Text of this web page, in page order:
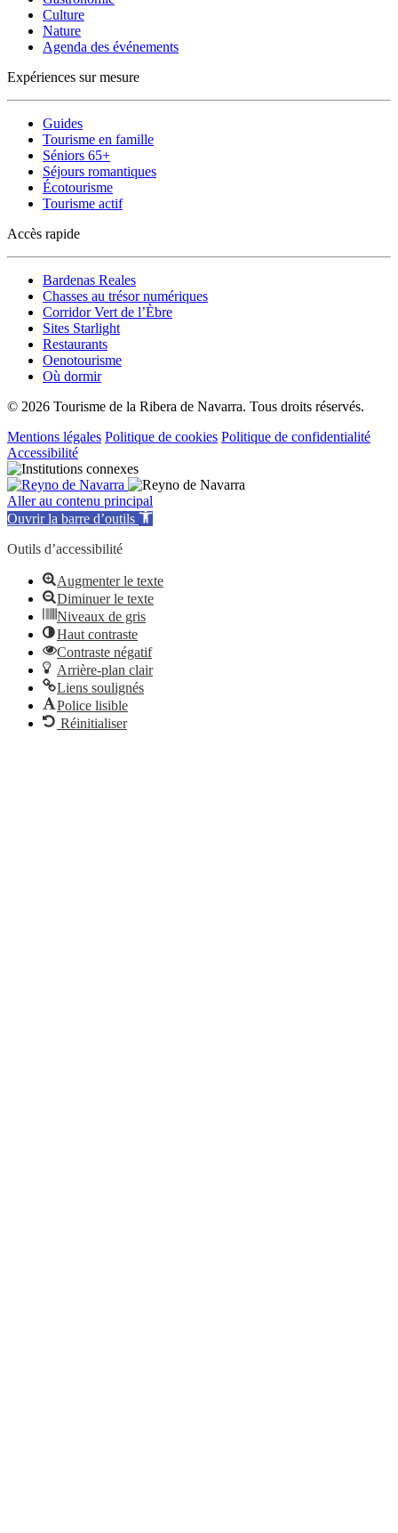
Culture
Nature
Agenda des événements
Expériences sur mesure
Guides
Tourisme en famille
Séniors 65+
Séjours romantiques
Écotourisme
Tourisme actif
Accès rapide
Bardenas Reales
Chasses au trésor numériques
Corridor Vert de l’Èbre
Sites Starlight
Restaurants
Oenotourisme
Où dormir
© 2026 Tourisme de la Ribera de Navarra. Tous droits réservés.
Mentions légales Politique de cookies Politique de confidentialité
Accessibilité
Aller au contenu principal
Ouvrir la barre d’outils
Outils d’accessibilité
Augmenter le texte
Diminuer le texte
Niveaux de gris
Haut contraste
Contraste négatif
Arrière-plan clair
Liens soulignés
Police lisible
Réinitialiser